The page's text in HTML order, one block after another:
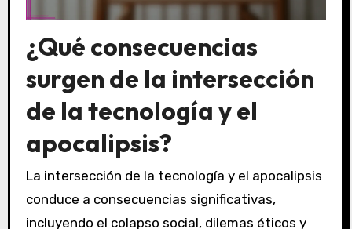
¿Qué consecuencias
surgen de la intersección
de la tecnología y el
apocalipsis?
La intersección de la tecnología y el apocalipsis
conduce a consecuencias significativas,
incluyendo el colapso social, dilemas éticos y